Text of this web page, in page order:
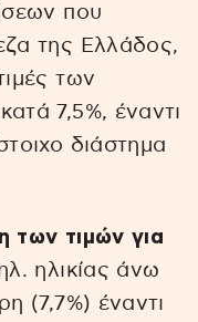
που
της Ελλάδος,
των
7,5%, έναντι
διάστημα
των τιμών για
ηλικίας άνω
(7,7%) έναντι